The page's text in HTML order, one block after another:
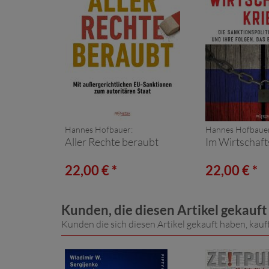
Hannes Hofbauer:
Aller Rechte beraubt
22,00 € *
Hannes
Im
22,00 € *
Kunden, die diesen Artikel
Kunden die sich diesen Artikel gekauft haben,